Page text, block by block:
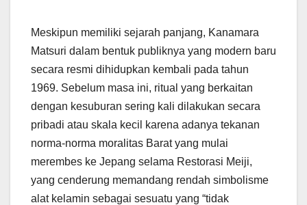
Meskipun memiliki sejarah panjang, Kanamara
Matsuri dalam bentuk publiknya yang modern baru
secara resmi dihidupkan kembali pada tahun
1969. Sebelum masa ini, ritual yang berkaitan
dengan kesuburan sering kali dilakukan secara
pribadi atau skala kecil karena adanya tekanan
norma-norma moralitas Barat yang mulai
merembes ke Jepang selama Restorasi Meiji,
yang cenderung memandang rendah simbolisme
alat kelamin sebagai sesuatu yang “tidak